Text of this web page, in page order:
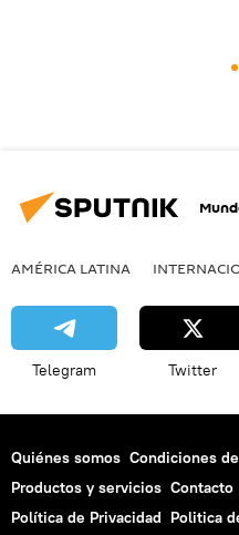
AMÉRICA LATINA
Telegram Twitter
Quiénes somos Condiciones
Productos y servicios Contacto
Política de Privacidad Politica